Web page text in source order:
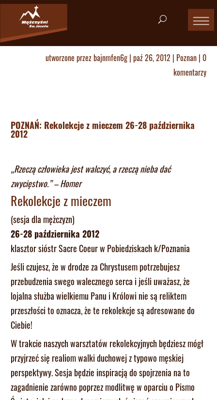
utworzone przezbajnmfen6g| paź 26, 2012 | Poznan| 0
komentarzy
POZNAŃ: Rekolekcje z mieczem 26-28 października
2012
„Rzeczą człowieka jest walczyć, a rzeczą nieba dać
zwycięstwo.” – Homer
Rekolekcje z mieczem
(sesja dla mężczyzn)
26-28 października 2012
klasztor sióstr Sacre Coeur w Pobiedziskach k/Poznania
Jeśli czujesz, że w drodze za Chrystusem potrzebujesz
przebudzenia swego walecznego serca i jeśli uważasz, że
lojalna służba wielkiemu Panu i Królowi nie są reliktem
przeszłości to oznacza, że te rekolekcje są adresowane do
Ciebie!
W trakcie naszych warsztatów rekolekcyjnych będziesz mógł
przyjrzeć się realiom walki duchowej z typowo męskiej
perspektywy. Sesja będzie inspiracją do spojrzenia na to
zagadnienie zarówno poprzez modlitwę w oparciu o Pismo